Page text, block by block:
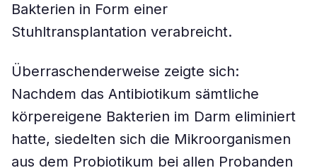
Bakterien in Form einer
Stuhltransplantation verabreicht.
Überraschenderweise zeigte sich:
Nachdem das Antibiotikum sämtliche
körpereigene Bakterien im Darm eliminiert
hatte, siedelten sich die Mikroorganismen
aus dem Probiotikum bei allen Probanden